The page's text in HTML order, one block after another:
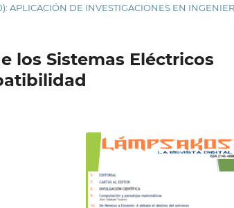
APLICACIÓN DE INVESTIGACIONES EN
los Sistemas Eléctricos